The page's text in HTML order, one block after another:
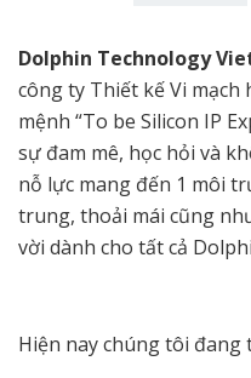
Dolphin Technology
công ty Thiết kế Vi mạch
mệnh “To be Silicon IP
sự đam mê, học hỏi và
nỗ lực mang đến 1 môi
trung, thoải mái cũng
vời dành cho tất cả
Hiện nay chúng tôi đang